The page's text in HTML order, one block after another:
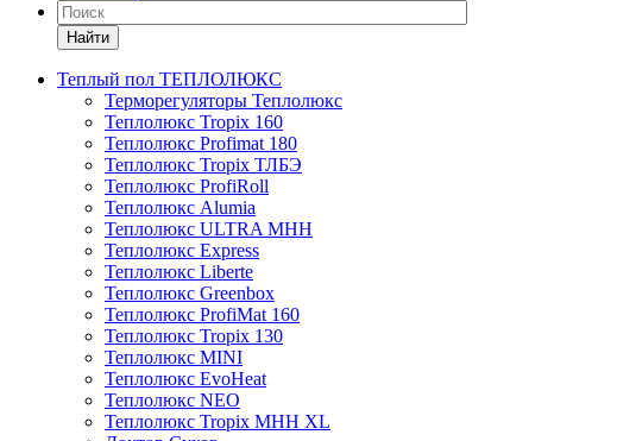
Найти
Теплый пол ТЕПЛОЛЮКС
Терморегуляторы Теплолюкс
Теплолюкс Tropix 160
Теплолюкс Profimat 180
Теплолюкс Tropix ТЛБЭ
Теплолюкс ProfiRoll
Теплолюкс Alumia
Теплолюкс ULTRA МНН
Теплолюкс Express
Теплолюкс Liberte
Теплолюкс Greenbox
Теплолюкс ProfiMat 160
Теплолюкс Tropix 130
Теплолюкс MINI
Теплолюкс EvoHeat
Теплолюкс NEO
Теплолюкс Tropix МНН XL